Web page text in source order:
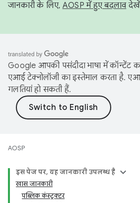
जानकारी के लिए, AOSP में हुए बदलाव
Google आपकी पसंदीदा भाषा में कॉन्टेंट
एआई टेक्नोलॉजी का इस्तेमाल करता है.
गलतियां हो सकती हैं.
AOSP
इस पेज पर, यह जानकारी उपलब्ध है
खास जानकारी
पब्लिक कंस्ट्रक्टर